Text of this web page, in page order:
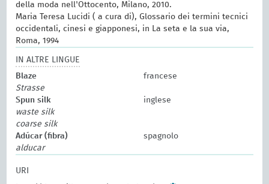
della moda nell'Ottocento, Milano, 2010.
Maria Teresa Lucidi ( a cura di), Glossario dei termini tecnici
occidentali, cinesi e giapponesi, in La seta e la sua via,
Roma, 1994
IN ALTRE LINGUE
Blaze
francese
Strasse
Spun silk
inglese
waste silk
coarse silk
Adúcar (fibra)
spagnolo
alducar
URI